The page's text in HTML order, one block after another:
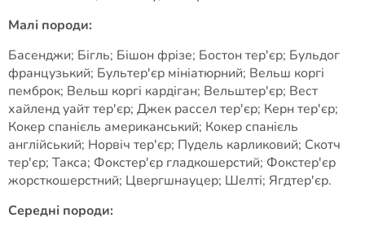
Малі породи:
Басенджи; Бігль; Бішон фрізе; Бостон тер'єр; Бульдог
французький; Бультер'єр мініатюрний; Вельш коргі
пемброк; Вельш коргі кардіган; Вельштер'єр; Вест
хайленд уайт тер'єр; Джек рассел тер'єр; Керн тер'єр;
Кокер спанієль американський; Кокер спанієль
англійський; Норвіч тер'єр; Пудель карликовий; Скотч
тер'єр; Такса; Фокстер'єр гладкошерстий; Фокстер'єр
жорсткошерстний; Цвергшнауцер; Шелті; Ягдтер'єр.
Середні породи: